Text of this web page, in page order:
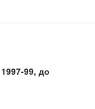
99, до